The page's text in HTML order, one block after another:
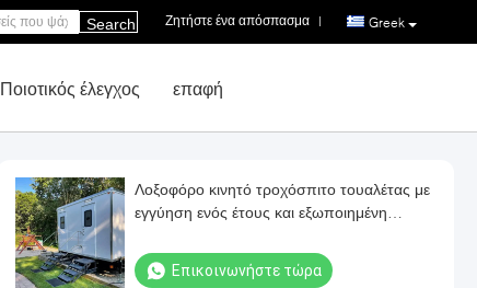
Greek
Ζητήστε ένα απόσπασμα |
Search
Ποιοτικός έλεγχος επαφή
Λοξοφόρο κινητό τροχόσπιτο τουαλέτας με
εγγύηση ενός έτους και εξωποιημένη
Επικοινωνήστε τώρα